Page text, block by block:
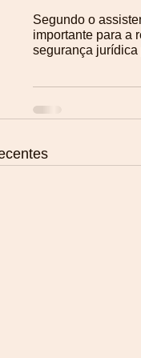
Segundo o
importante para a
segurança jurídica